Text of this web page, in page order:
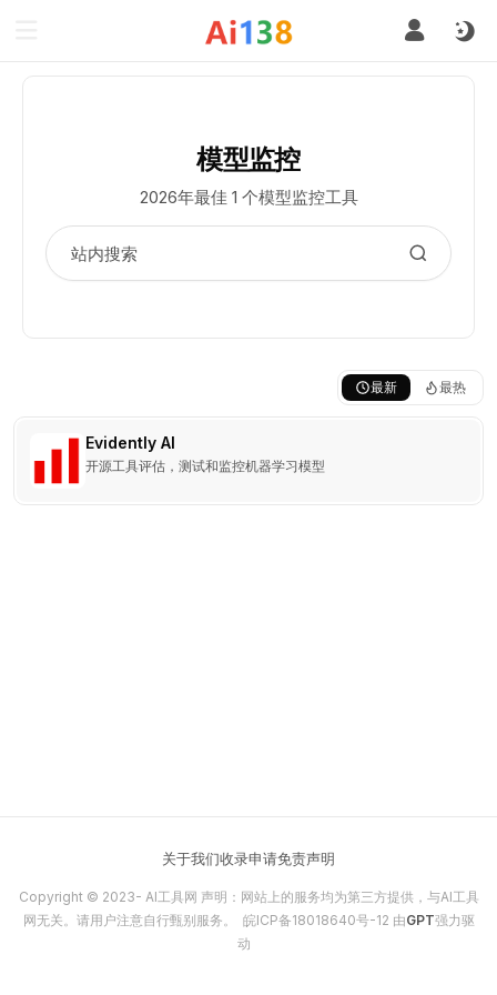
模型监控
2026年最佳 1 个模型监控工具
最新 最热
Evidently AI
开源工具评估，测试和监控机器学习模型
关于我们收录申请免责声明
Copyright © 2023- AI工具网 声明：网站上的服务均为第三方提供，与AI工具
网无关。请用户注意自行甄别服务。 皖ICP备18018640号-12 由GPT强力驱
动